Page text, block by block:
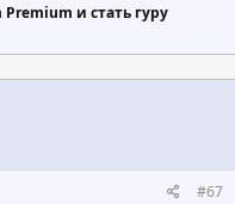
и стать гуру
#67